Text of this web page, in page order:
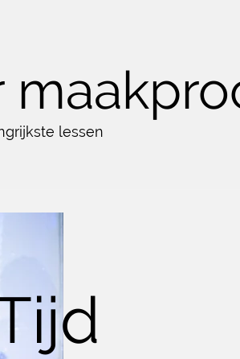
lessen